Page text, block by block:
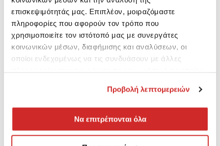
επισκεψιμότητάς μας. Επιπλέον, μοιραζόμαστε
πληροφορίες που αφορούν τον τρόπο που
χρησιμοποιείτε τον ιστότοπό μας με συνεργάτες
κοινωνικών μέσων, διαφήμισης και αναλύσεων, οι
οποίοι ενδεχομένως να τις συνδυάσουν με άλλες
Προβολή λεπτομερειών
Να επιτρέπονται όλα